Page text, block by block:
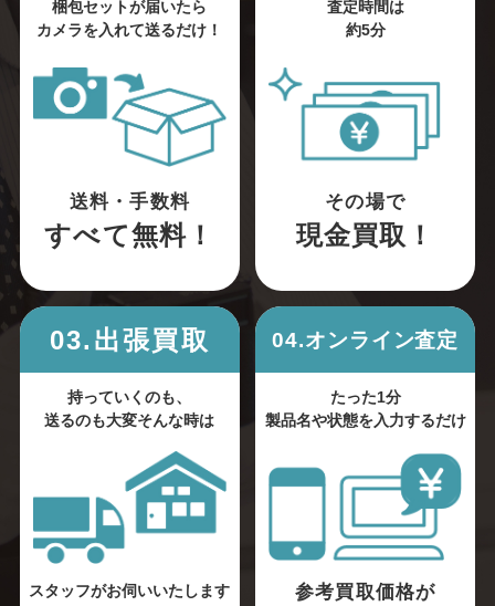
梱包セットが届いたら
カメラを入れて送るだけ！
送料・手数料
すべて無料！
査定時間は
約5分
その場で
現金買取！
03.出張買取
持っていくのも、
送るのも大変そんな時は
スタッフがお伺いいたします
04.オンライン査定
たった1分
製品名や状態を入力するだけ
参考買取価格が